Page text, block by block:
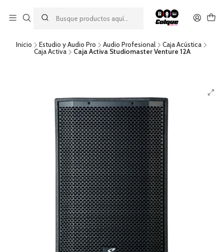
descuento por pago con transferencia bancaria
por una compra mínima de $49.990. Este descuento no es
acumulable a otras promociones ni aplicable a gastos de envío.
Inicio Estudio y Audio Pro Audio Profesional
Caja Acústica
Caja Activa
Caja Activa Studiomaster Venture 12A